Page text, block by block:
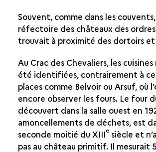
Souvent, comme dans les
réfectoire des châteaux des
trouvait à proximité des dortoirs et
Au Crac des Chevaliers, les cuisines
été identifiées, contrairement à
places comme Belvoir ou Arsuf, où
encore observer les fours. Le four
découvert dans la salle ouest en
amoncellements de déchets, est
seconde moitié du XIIIesiècle et
pas au château primitif. Il mesurait